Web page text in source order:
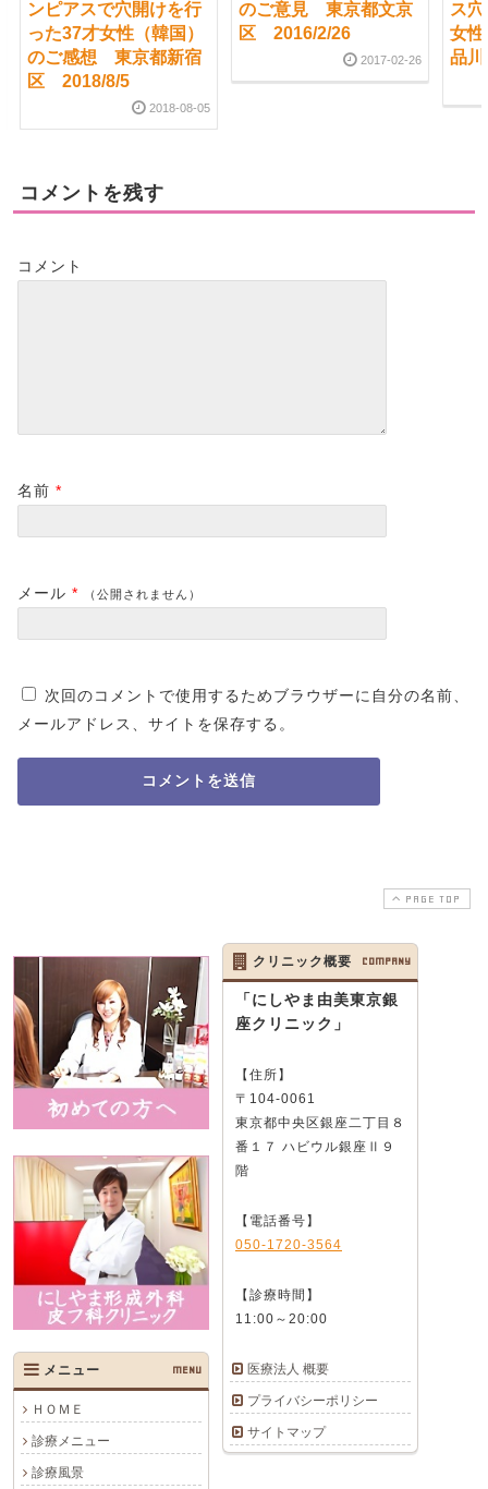
ンピアスで穴開けを行
った37才女性（韓国）
のご感想 東京都新宿
区 2018/8/5
2018-08-05
のご意見 東京都文京
区 2016/2/26
2017-02-26
ス
女
品
コメントを残す
コメント
名前 *
メール * （公開されません）
次回のコメントで使用するためブラウザーに自分の名前、
メールアドレス、サイトを保存する。
PAGE TOP
メニュー MENU
ＨＯＭＥ
診療メニュー
診療風景
クリニック概要 COMPANY
「にしやま由美東京銀
座クリニック」
【住所】
〒104-0061
東京都中央区銀座二丁目８
番１７ ハビウル銀座Ⅱ９
階
【電話番号】
050-1720-3564
【診療時間】
11:00～20:00
医療法人 概要
プライバシーポリシー
サイトマップ